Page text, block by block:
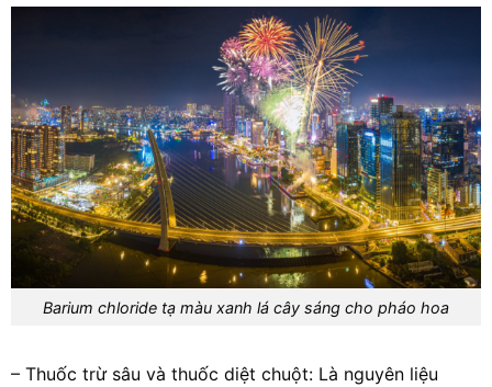
Barium chloride tạ màu xanh lá cây sáng cho pháo hoa
– Thuốc trừ sâu và thuốc diệt chuột: Là nguyên liệu